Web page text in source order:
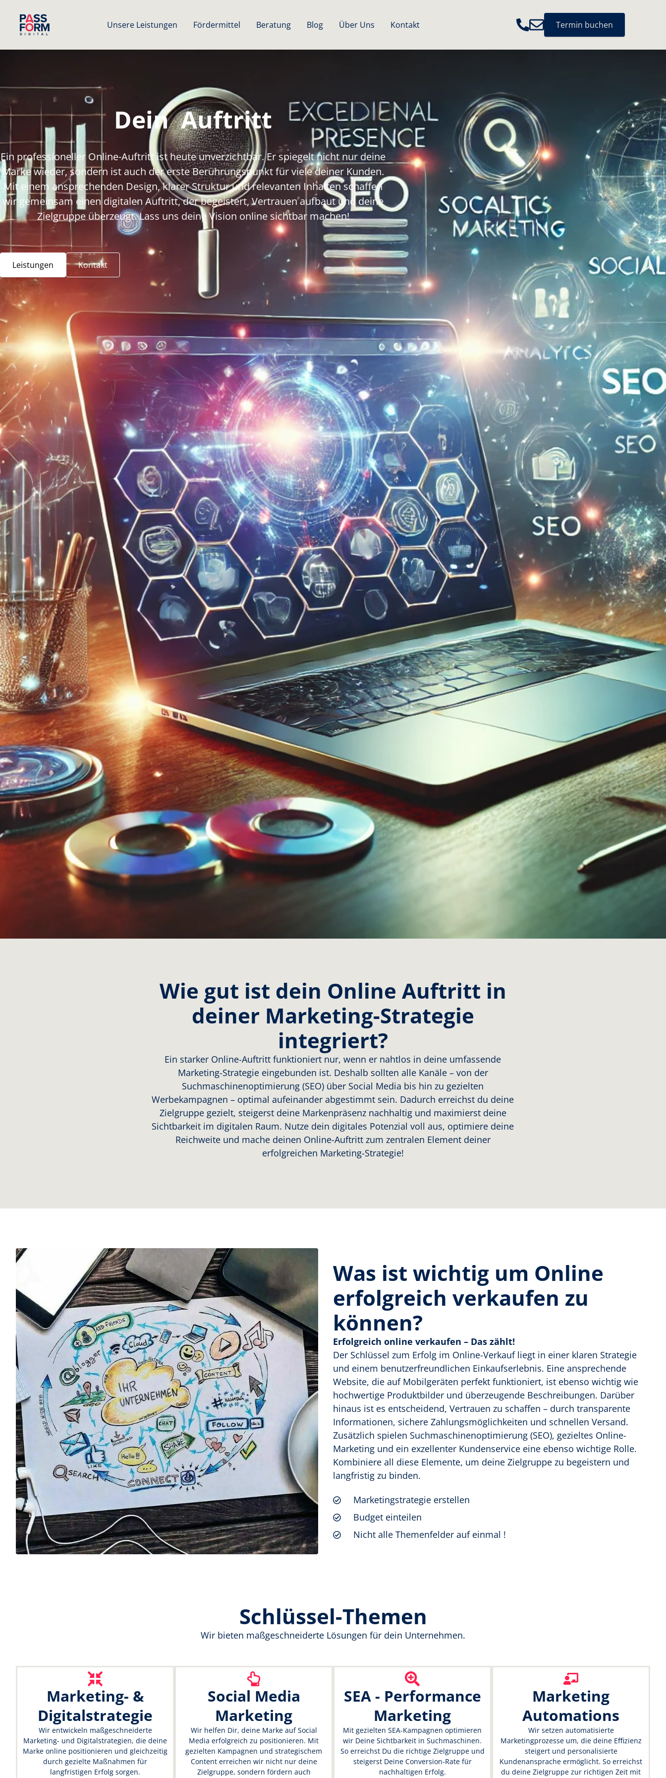
Unsere Leistungen Fördermittel Beratung Blog Über Uns Kontakt Termin buchen
Dein Auftritt
Ein professioneller Online-Auftritt ist heute unverzichtbar. Er spiegelt nicht nur deine
Marke wieder, sondern ist auch der erste Berührungspunkt für viele deiner Kunden.
Mit einem ansprechenden Design, klarer Struktur und relevanten Inhalten schaffen
wir gemeinsam einen digitalen Auftritt, der begeistert, Vertrauen aufbaut und deine
Zielgruppe überzeugt. Lass uns deine Vision online sichtbar machen!
Leistungen Kontakt
Wie gut ist dein Online Auftritt in
deiner Marketing-Strategie
integriert?
Ein starker Online-Auftritt funktioniert nur, wenn er nahtlos in deine umfassende
Marketing-Strategie eingebunden ist. Deshalb sollten alle Kanäle – von der
Suchmaschinenoptimierung (SEO) über Social Media bis hin zu gezielten
Werbekampagnen – optimal aufeinander abgestimmt sein. Dadurch erreichst du deine
Zielgruppe gezielt, steigerst deine Markenpräsenz nachhaltig und maximierst deine
Sichtbarkeit im digitalen Raum. Nutze dein digitales Potenzial voll aus, optimiere deine
Reichweite und mache deinen Online-Auftritt zum zentralen Element deiner
erfolgreichen Marketing-Strategie!
Was ist wichtig um Online
erfolgreich verkaufen zu
können?
Erfolgreich online verkaufen – Das zählt!
Der Schlüssel zum Erfolg im Online-Verkauf liegt in einer klaren Strategie
und einem benutzerfreundlichen Einkaufserlebnis. Eine ansprechende
Website, die auf Mobilgeräten perfekt funktioniert, ist ebenso wichtig wie
hochwertige Produktbilder und überzeugende Beschreibungen. Darüber
hinaus ist es entscheidend, Vertrauen zu schaffen – durch transparente
Informationen, sichere Zahlungsmöglichkeiten und schnellen Versand.
Zusätzlich spielen Suchmaschinenoptimierung (SEO), gezieltes Online-
Marketing und ein exzellenter Kundenservice eine ebenso wichtige Rolle.
Kombiniere all diese Elemente, um deine Zielgruppe zu begeistern und
langfristig zu binden.
Marketingstrategie erstellen
Budget einteilen
Nicht alle Themenfelder auf einmal !
Schlüssel-Themen
Wir bieten maßgeschneiderte Lösungen für dein Unternehmen.
Marketing- &
Digitalstrategie
Wir entwickeln maßgeschneiderte
Marketing- und Digitalstrategien, die deine
Marke online positionieren und gleichzeitig
durch gezielte Maßnahmen für
langfristigen Erfolg sorgen.
Social Media
Marketing
Wir helfen Dir, deine Marke auf Social
Media erfolgreich zu positionieren. Mit
gezielten Kampagnen und strategischem
Content erreichen wir nicht nur deine
Zielgruppe, sondern fördern auch
SEA - Performance
Marketing
Mit gezielten SEA-Kampagnen optimieren
wir Deine Sichtbarkeit in Suchmaschinen.
So erreichst Du die richtige Zielgruppe und
steigerst Deine Conversion-Rate für
nachhaltigen Erfolg.
Marketing
Automations
Wir setzen automatisierte
Marketingprozesse um, die deine Eﬃzienz
steigert und personalisierte
Kundenansprache ermöglicht. So erreichst
du deine Zielgruppe zur richtigen Zeit mit